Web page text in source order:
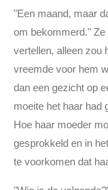
"Een maand, maar
om bekommerd."
vertellen, alleen zou
vreemde voor hem
dan een gezicht op
moeite het haar had
Hoe haar moeder
gesprokkeld en in
te voorkomen dat